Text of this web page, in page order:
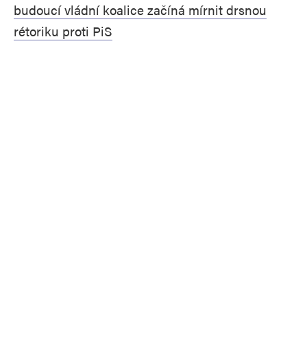
budoucí vládní koalice začíná mírnit drsnou
rétoriku proti PiS